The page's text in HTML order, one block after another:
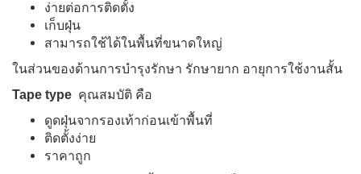
ง่ายต่อการติดตั้ง
เก็บฝุ่น
สามารถใช้ได้ในพื้นที่ขนาดใหญ่
ในส่วนของด้านการบำรุงรักษา รักษายาก อายุการใช้งานสั้น
Tape type คุณสมบัติ คือ
ดูดฝุ่นจากรองเท้าก่อนเข้าพื้นที่
ติดตั้งง่าย
ราคาถูก